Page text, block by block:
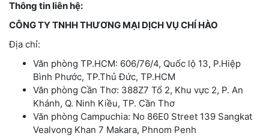
Thông tin liên hệ:
CÔNG TY TNHH THƯƠNG MẠI DỊCH VỤ CHÍ HÀO
Địa chỉ:
Văn phòng TP.HCM: 606/76/4, Quốc lộ 13, P.Hiệp
Bình Phước, TP.Thủ Đức, TP.HCM
Văn phòng Cần Thơ: 388Z7 Tổ 2, Khu vực 2, P. An
Khánh, Q. Ninh Kiều, TP. Cần Thơ
Văn phòng Campuchia: No 86E0 Street 139 Sangkat
Vealvong Khan 7 Makara, Phnom Penh